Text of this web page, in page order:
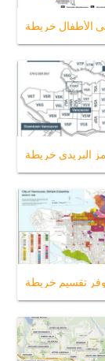
البريدي خريطة
تقسيم خريطة